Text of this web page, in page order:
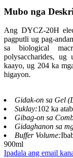
Mubo nga
Ang DYCZ-20H
pagputli ug pag-
sa biological
polysaccharides,
kaayo, ug 204 ka
higayon.
Gidak-on sa Gel
Suklay:102 ka
Gibag-on sa
Gidaghanon sa
Buffer Volume:
900ml
Ipadala ang email